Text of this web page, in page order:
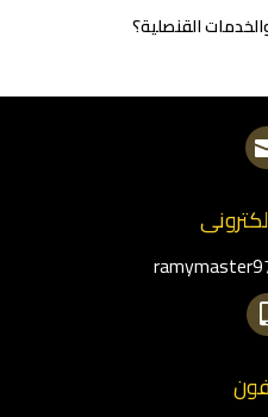
القنصلية؟